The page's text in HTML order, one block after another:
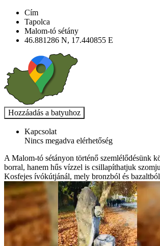
Cím
Tapolca
Malom-tó sétány
46.881286 N, 17.440855 E
Kapcsolat
Nincs megadva elérhetőség
A Malom-tó sétányon történő szemlélődésünk
borral, hanem hűs vízzel is csillapíthatjuk
Kosfejes ívókútjánál, mely bronzból és